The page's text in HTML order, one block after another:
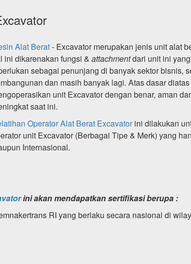
Alat Berat- Excavator merupakan jenis unit alat
ini dikarenakan fungsi & attachmentdari unit ini
sebagai penunjang di banyak sektor bisnis,
dan masih banyak lagi. Atas dasar
unit Excavator dengan benar, aman
saat ini.
Operator Alat Berat Excavator ini dilakukan
unit Excavator (Berbagai Tipe & Merk) yang
Internasional.
ini akan mendapatkan sertifikasi berupa :
RI yang berlaku secara nasional di